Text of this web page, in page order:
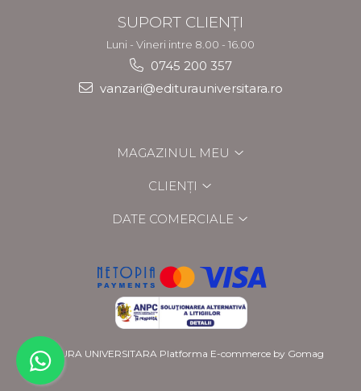
SUPORT CLIENȚI
Luni - Vineri intre 8.00 - 16.00
0745 200 357
vanzari@editurauniversitara.ro
MAGAZINUL MEU
CLIENȚI
DATE COMERCIALE
EDITURA UNIVERSITARA Platforma E-commerce by Gomag